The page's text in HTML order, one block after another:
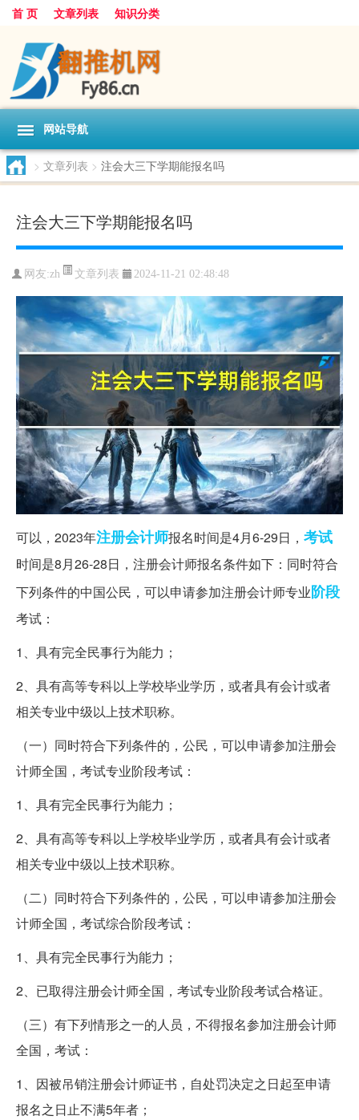
首 页 文章列表 知识分类
网站导航
> 文章列表 > 注会大三下学期能报名吗
注会大三下学期能报名吗
网友:zh 文章列表 2024-11-21 02:48:48
可以，2023年注册会计师报名时间是4月6-29日， 考试
时间是8月26-28日，注册会计师报名条件如下：同时符合
下列条件的中国公民，可以申请参加注册会计师专业阶段
考试：
1、具有完全民事行为能力；
2、具有高等专科以上学校毕业学历，或者具有会计或者
相关专业中级以上技术职称。
（一）同时符合下列条件的，公民，可以申请参加注册会
计师全国，考试专业阶段考试：
1、具有完全民事行为能力；
2、具有高等专科以上学校毕业学历，或者具有会计或者
相关专业中级以上技术职称。
（二）同时符合下列条件的，公民，可以申请参加注册会
计师全国，考试综合阶段考试：
1、具有完全民事行为能力；
2、已取得注册会计师全国，考试专业阶段考试合格证。
（三）有下列情形之一的人员，不得报名参加注册会计师
全国，考试：
1、因被吊销注册会计师证书，自处罚决定之日起至申请
报名之日止不满5年者；